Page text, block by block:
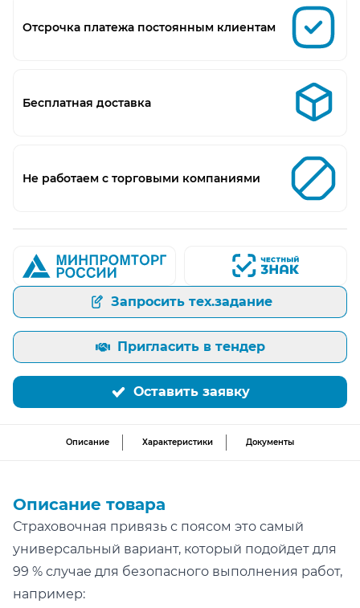
Отсрочка платежа постоянным клиентам
Бесплатная доставка
Не работаем с торговыми компаниями
Запросить тех.задание
Пригласить в тендер
Оставить заявку
Описание Характеристики Документы
Описание товара
Страховочная привязь с поясом это самый
универсальный вариант, который подойдет для
99 % случае для безопасного выполнения работ,
например: